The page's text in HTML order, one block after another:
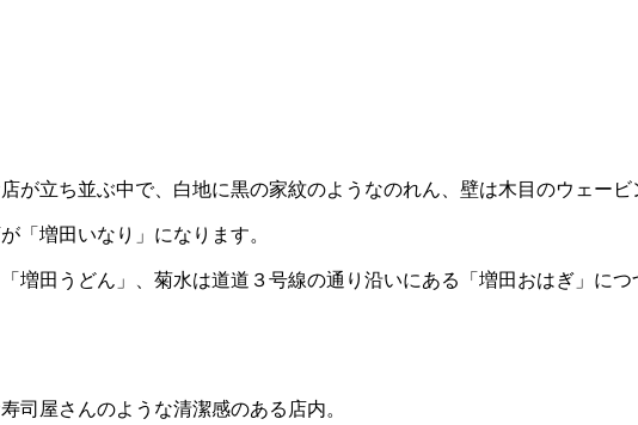
が立ち並ぶ中で、白地に黒の家紋のようなのれん、壁は木目のウェービ
「増田いなり」になります。
増田うどん」、菊水は道道３号線の通り沿いにある「増田おはぎ」につ
司屋さんのような清潔感のある店内。